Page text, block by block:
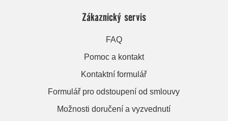
Zákaznický servis
FAQ
Pomoc a kontakt
Kontaktní formulář
Formulář pro odstoupení od smlouvy
Možnosti doručení a vyzvednutí